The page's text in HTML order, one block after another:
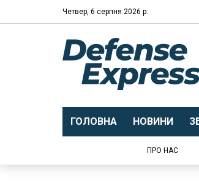
Четвер, 6 серпня 2026 р.
ГОЛОВНА НОВИНИ
ПРО НАС